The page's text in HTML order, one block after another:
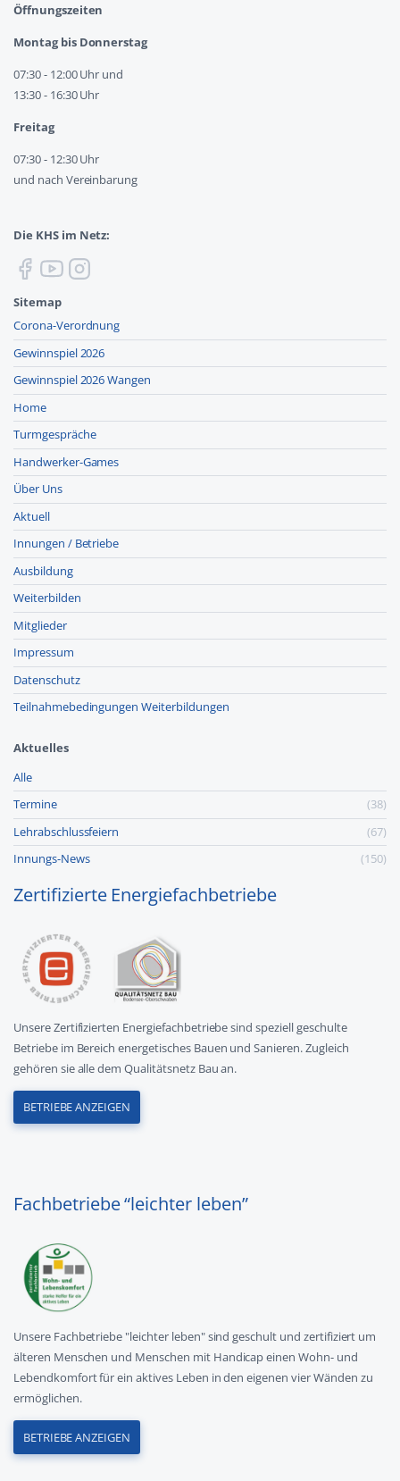
Öffnungszeiten
Montag bis Donnerstag
07:30 - 12:00 Uhr und
13:30 - 16:30 Uhr
Freitag
07:30 - 12:30 Uhr
und nach Vereinbarung
Die KHS im Netz:
Sitemap
Corona-Verordnung
Gewinnspiel 2026
Gewinnspiel 2026 Wangen
Home
Turmgespräche
Handwerker-Games
Über Uns
Aktuell
Innungen / Betriebe
Ausbildung
Weiterbilden
Mitglieder
Impressum
Datenschutz
Teilnahmebedingungen Weiterbildungen
Aktuelles
Alle
Termine
(38)
Lehr­abschluss­feiern
(67)
Innungs-News
(150)
Zertifizierte Energiefachbetriebe
Unsere Zertifizierten Energiefachbetriebe sind speziell geschulte
Betriebe im Bereich energetisches Bauen und Sanieren. Zugleich
gehören sie alle dem Qualitätsnetz Bau an.
BETRIEBE ANZEIGEN
Fachbetriebe “leichter leben”
Unsere Fachbetriebe "leichter leben" sind geschult und zertifiziert um
älteren Menschen und Menschen mit Handicap einen Wohn- und
Lebendkomfort für ein aktives Leben in den eigenen vier Wänden zu
ermöglichen.
BETRIEBE ANZEIGEN